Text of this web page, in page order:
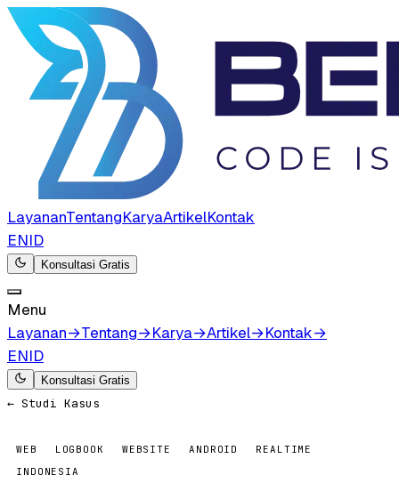
LayananTentangKaryaArtikelKontak
ENID
Konsultasi Gratis
Menu
Layanan→Tentang→Karya→Artikel→Kontak→
ENID
Konsultasi Gratis
← Studi Kasus
WEB LOGBOOK WEBSITE ANDROID
REALTIME
INDONESIA